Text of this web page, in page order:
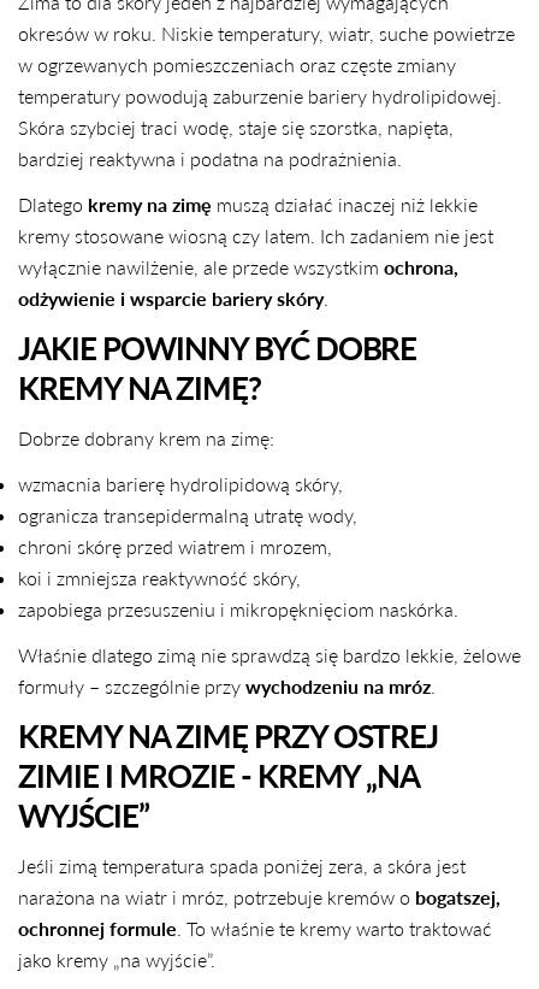
okresów w roku. Niskie temperatury, wiatr, suche powietrze
w ogrzewanych pomieszczeniach oraz częste zmiany
temperatury powodują zaburzenie bariery hydrolipidowej.
Skóra szybciej traci wodę, staje się szorstka, napięta,
bardziej reaktywna i podatna na podrażnienia.
Dlatego kremy na zimę muszą działać inaczej niż lekkie
kremy stosowane wiosną czy latem. Ich zadaniem nie jest
wyłącznie nawilżenie, ale przede wszystkim ochrona,
odżywienie i wsparcie bariery skóry.
JAKIE POWINNY BYĆ DOBRE
KREMY NA ZIMĘ?
Dobrze dobrany krem na zimę:
wzmacnia barierę hydrolipidową skóry,
ogranicza transepidermalną utratę wody,
chroni skórę przed wiatrem i mrozem,
koi i zmniejsza reaktywność skóry,
zapobiega przesuszeniu i mikropęknięciom naskórka.
Właśnie dlatego zimą nie sprawdzą się bardzo lekkie, żelowe
formuły – szczególnie przy wychodzeniu na mróz
KREMY NA ZIMĘ PRZY OSTREJ
ZIMIE I MROZIE - KREMY „NA
WYJŚCIE”
Jeśli zimą temperatura spada poniżej zera, a skóra jest
narażona na wiatr i mróz, potrzebuje kremów o bogatszej,
ochronnej formule . To właśnie te kremy warto traktować
jako kremy „na wyjście”.